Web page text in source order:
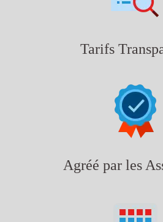
Tarifs
Agréé par les